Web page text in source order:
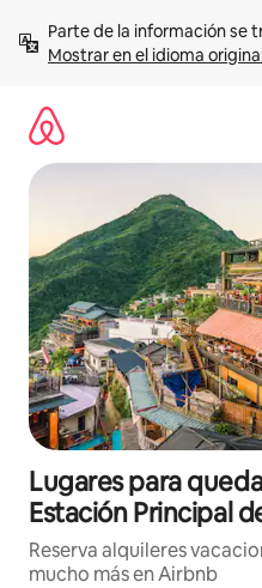
contenidoMostrar en el idioma
Lugares para
Estación Principal
Reserva alquileres
mucho más en Airbnb